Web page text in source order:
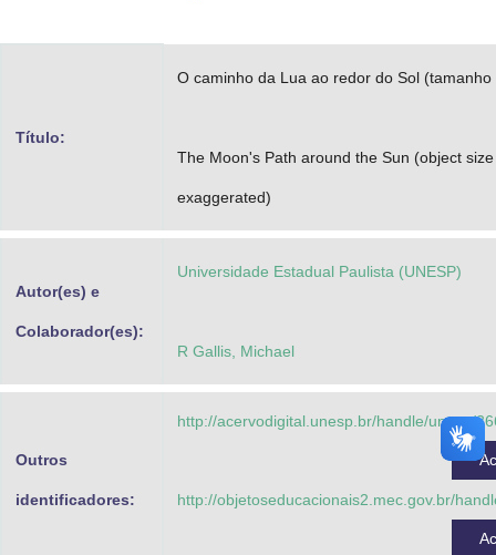
Título:
O caminho da Lua ao redor do Sol
The Moon's Path around the Sun (object size
exaggerated)
Autor(es) e
Colaborador(es):
Universidade Estadual Paulista (UNESP)
R Gallis, Michael
Outros
identificadores:
http://acervodigital.unesp.br/handle/unesp/
http://objetoseducacionais2.mec.gov.br/